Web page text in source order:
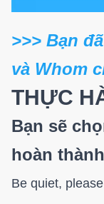
>>> Bạn
và Whom
THỰC
Bạn sẽ
hoàn
Be quiet,